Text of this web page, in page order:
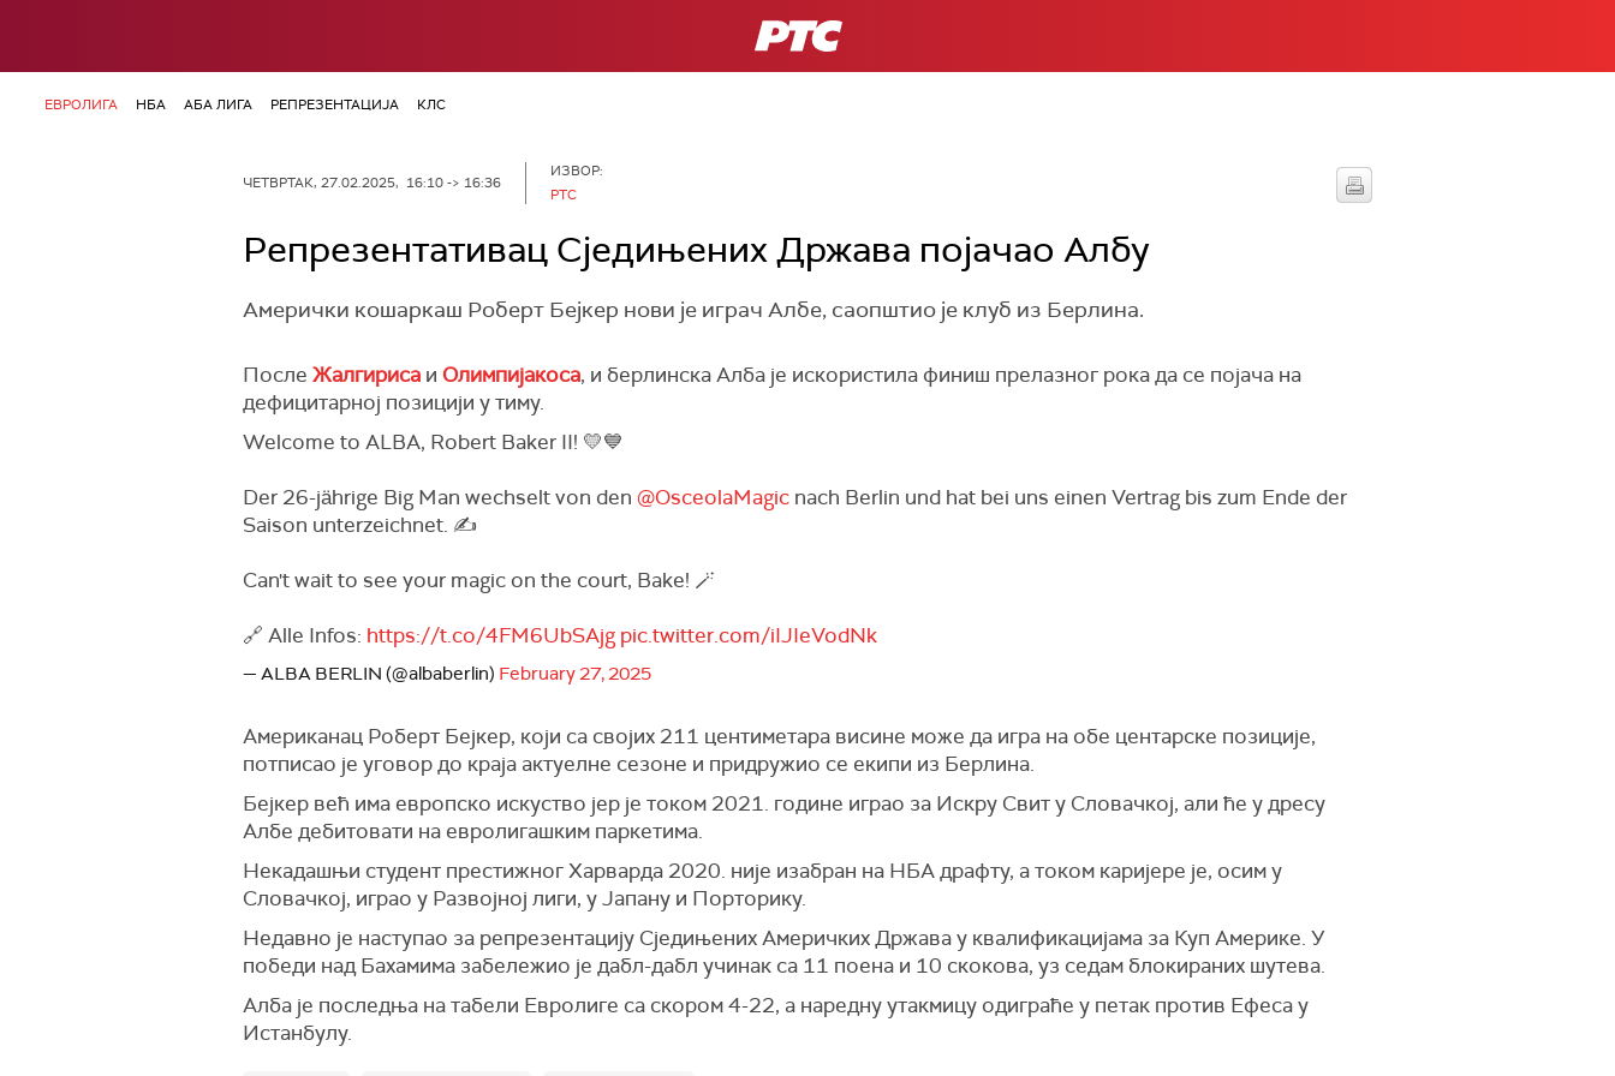
РТС
ЕВРОЛИГА НБА АБА ЛИГА РЕПРЕЗЕНТАЦИЈА КЛС
ЧЕТВРТАК, 27.02.2025, 16:10 -> 16:36
ИЗВОР:
РТС
Репрезентативац Сједињених Држава појачао Албу
Амерички кошаркаш Роберт Бејкер нови је играч Албе, саопштио је клуб из Берлина.
После Жалгириса и Олимпијакоса, и берлинска Алба је искористила финиш прелазног рока да се појача на
дефицитарној позицији у тиму.
Welcome to ALBA, Robert Baker II! 💛💙
Der 26-jährige Big Man wechselt von den @OsceolaMagic nach Berlin und hat bei uns einen Vertrag bis zum Ende der
Saison unterzeichnet. ✍️
Can't wait to see your magic on the court, Bake! 🪄
🔗 Alle Infos: https://t.co/4FM6UbSAjg pic.twitter.com/iIJIeVodNk
— ALBA BERLIN (@albaberlin) February 27, 2025
Американац Роберт Бејкер, који са својих 211 центиметара висине може да игра на обе центарске позиције,
потписао је уговор до краја актуелне сезоне и придружио се екипи из Берлина.
Бејкер већ има европско искуство јер је током 2021. године играо за Искру Свит у Словачкој, али ће у дресу
Албе дебитовати на евролигашким паркетима.
Некадашњи студент престижног Харварда 2020. није изабран на НБА драфту, а током каријере је, осим у
Словачкој, играо у Развојној лиги, у Јапану и Порторику.
Недавно је наступао за репрезентацију Сједињених Америчких Држава у квалификацијама за Куп Америке. У
победи над Бахамима забележио је дабл-дабл учинак са 11 поена и 10 скокова, уз седам блокираних шутева.
Алба је последња на табели Евролиге са скором 4-22, а наредну утакмицу одиграће у петак против Ефеса у
Истанбулу.